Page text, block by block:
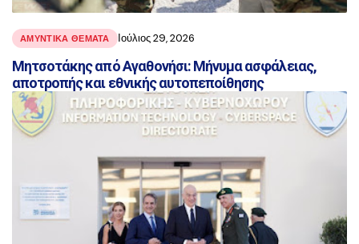
ΑΜΥΝΤΙΚΑ ΘΕΜΑΤΑ Ιούλιος 29, 2026
Μητσοτάκης από Αγαθονήσι: Μήνυμα ασφάλειας,
αποτροπής και εθνικής αυτοπεποίθησης